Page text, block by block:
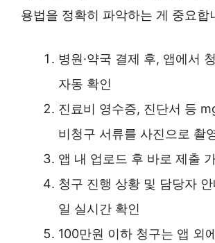
용법을 정확히 파악하는 게 중요합
병원·약국 결제 후, 앱에서
자동 확인
진료비 영수증, 진단서 등
비청구 서류를 사진으로 촬
앱 내 업로드 후 바로 제출
청구 진행 상황 및 담당자
일 실시간 확인
100만원 이하 청구는 앱 외